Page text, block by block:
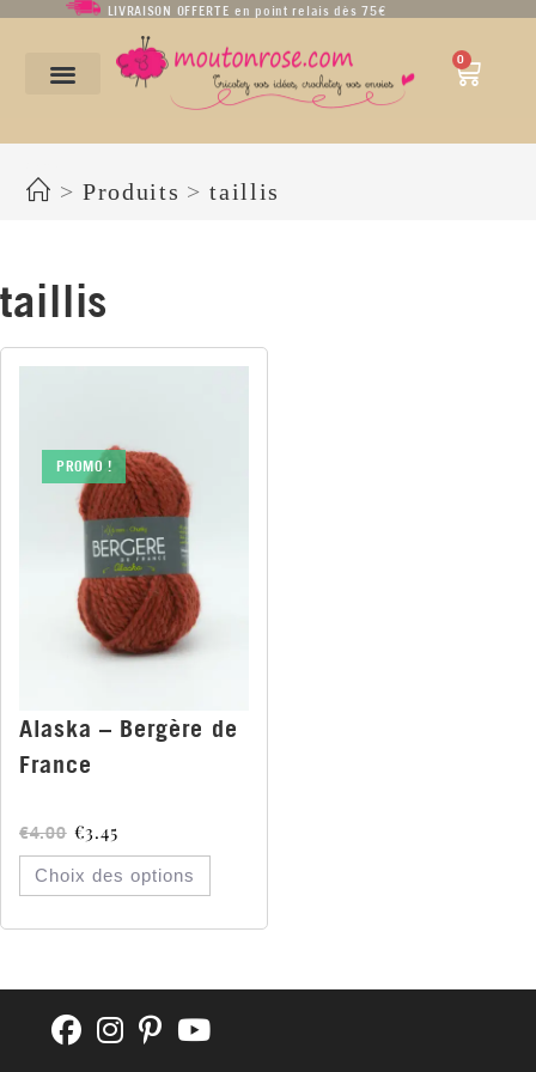
LIVRAISON OFFERTE en point relais dès 75€
0
> Produits > taillis
taillis
PROMO !
Alaska – Bergère de
France
€4.00 €3.45
Choix des options